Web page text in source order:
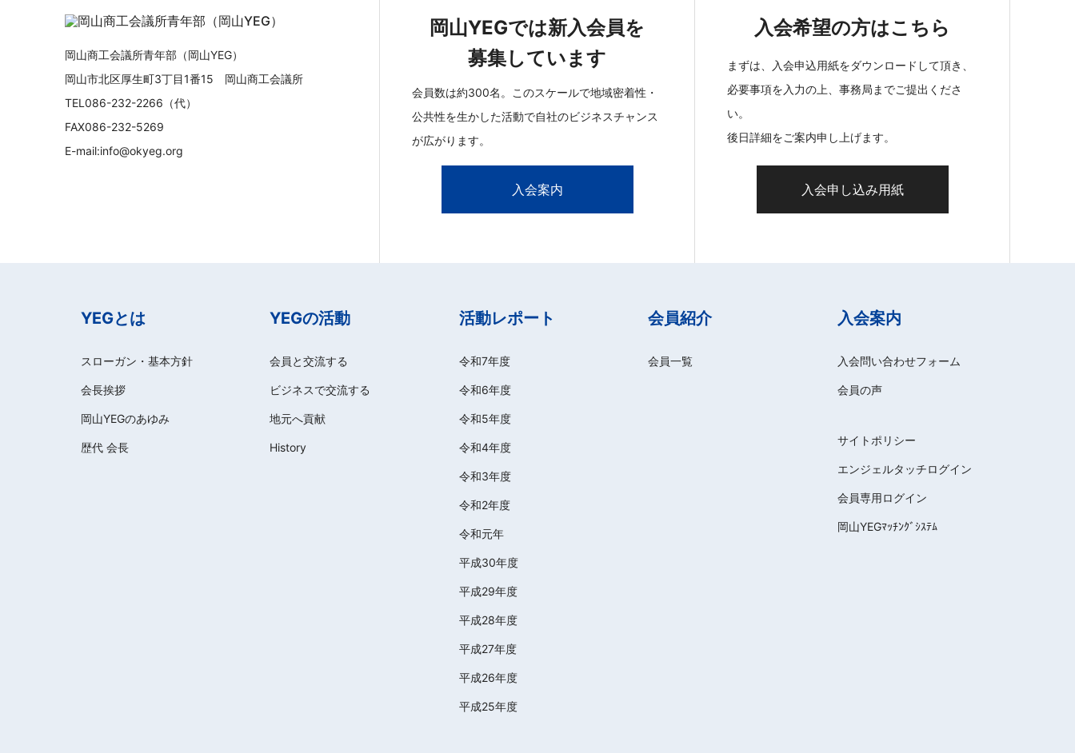
岡山商工会議所青年部（岡山YEG）
岡山市北区厚生町3丁目1番15 岡山商工会議所
TEL086-232-2266（代）
FAX086-232-5269
E-mail:info@okyeg.org
岡山YEGでは新入会員を
募集しています
会員数は約300名。このスケールで地域密着性・
公共性を生かした活動で自社のビジネスチャンス
が広がります。
入会案内
入会希望の方はこちら
まずは、入会申込用紙をダウンロードして頂き、
必要事項を入力の上、事務局までご提出くださ
い。
後日詳細をご案内申し上げます。
入会申し込み用紙
YEGとは
スローガン・基本方針
会長挨拶
岡山YEGのあゆみ
歴代 会長
YEGの活動
会員と交流する
ビジネスで交流する
地元へ貢献
History
活動レポート
令和7年度
令和6年度
令和5年度
令和4年度
令和3年度
令和2年度
令和元年
平成30年度
平成29年度
平成28年度
平成27年度
平成26年度
平成25年度
会員紹介
会員一覧
入会案内
入会問い合わせフォーム
会員の声
サイトポリシー
エンジェルタッチログイン
会員専用ログイン
岡山YEGﾏｯﾁﾝｸﾞｼｽﾃﾑ